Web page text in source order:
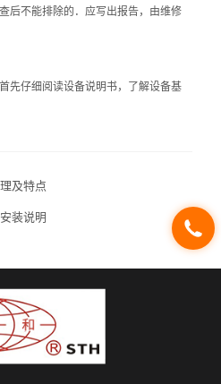
不能排除的．应写出报告，由维修
仔细阅读设备说明书，了解设备基
及特点
装说明